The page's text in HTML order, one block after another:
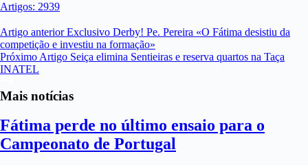
Artigos: 2939
Artigo anteriorExclusivo Derby! Pe. Pereira «O Fátima desistiu da
competição e investiu na formação»
Próximo Artigo Seiça elimina Sentieiras e reserva quartos na Taça
INATEL
Mais notícias
Fátima perde no último ensaio para o
Campeonato de Portugal